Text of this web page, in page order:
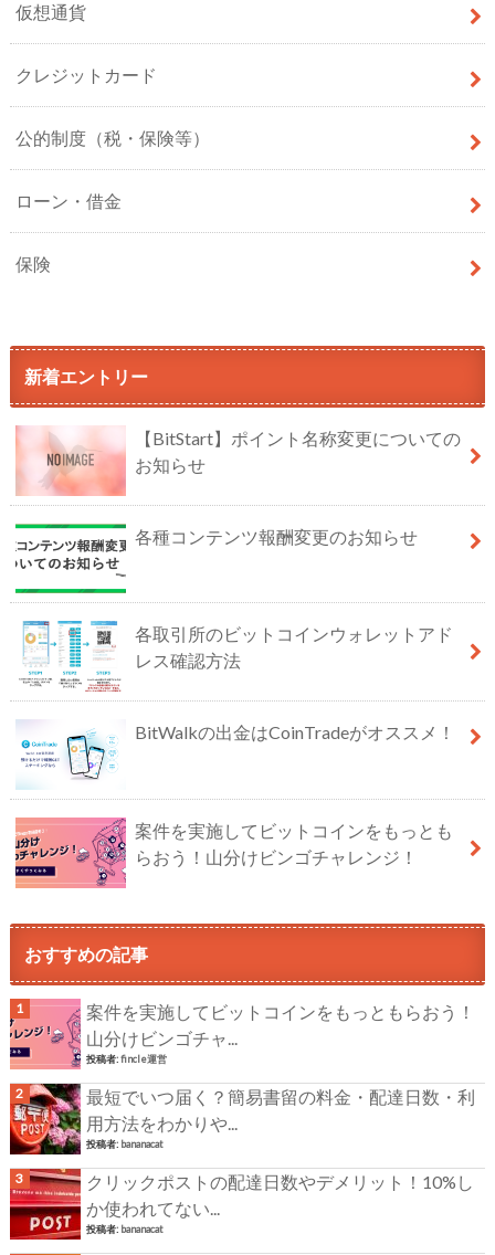
仮想通貨
クレジットカード
公的制度（税・保険等）
ローン・借金
保険
新着エントリー
【BitStart】ポイント名称変更についての
お知らせ
各種コンテンツ報酬変更のお知らせ
各取引所のビットコインウォレットアド
レス確認方法
BitWalkの出金はCoinTradeがオススメ！
案件を実施してビットコインをもっとも
らおう！山分けビンゴチャレンジ！
おすすめの記事
案件を実施してビットコインをもっともらおう！
山分けビンゴチャ...
投稿者:fincle運営
最短でいつ届く？簡易書留の料金・配達日数・利
用方法をわかりや...
投稿者: bananacat
クリックポストの配達日数やデメリット！10%し
か使われてない...
投稿者: bananacat